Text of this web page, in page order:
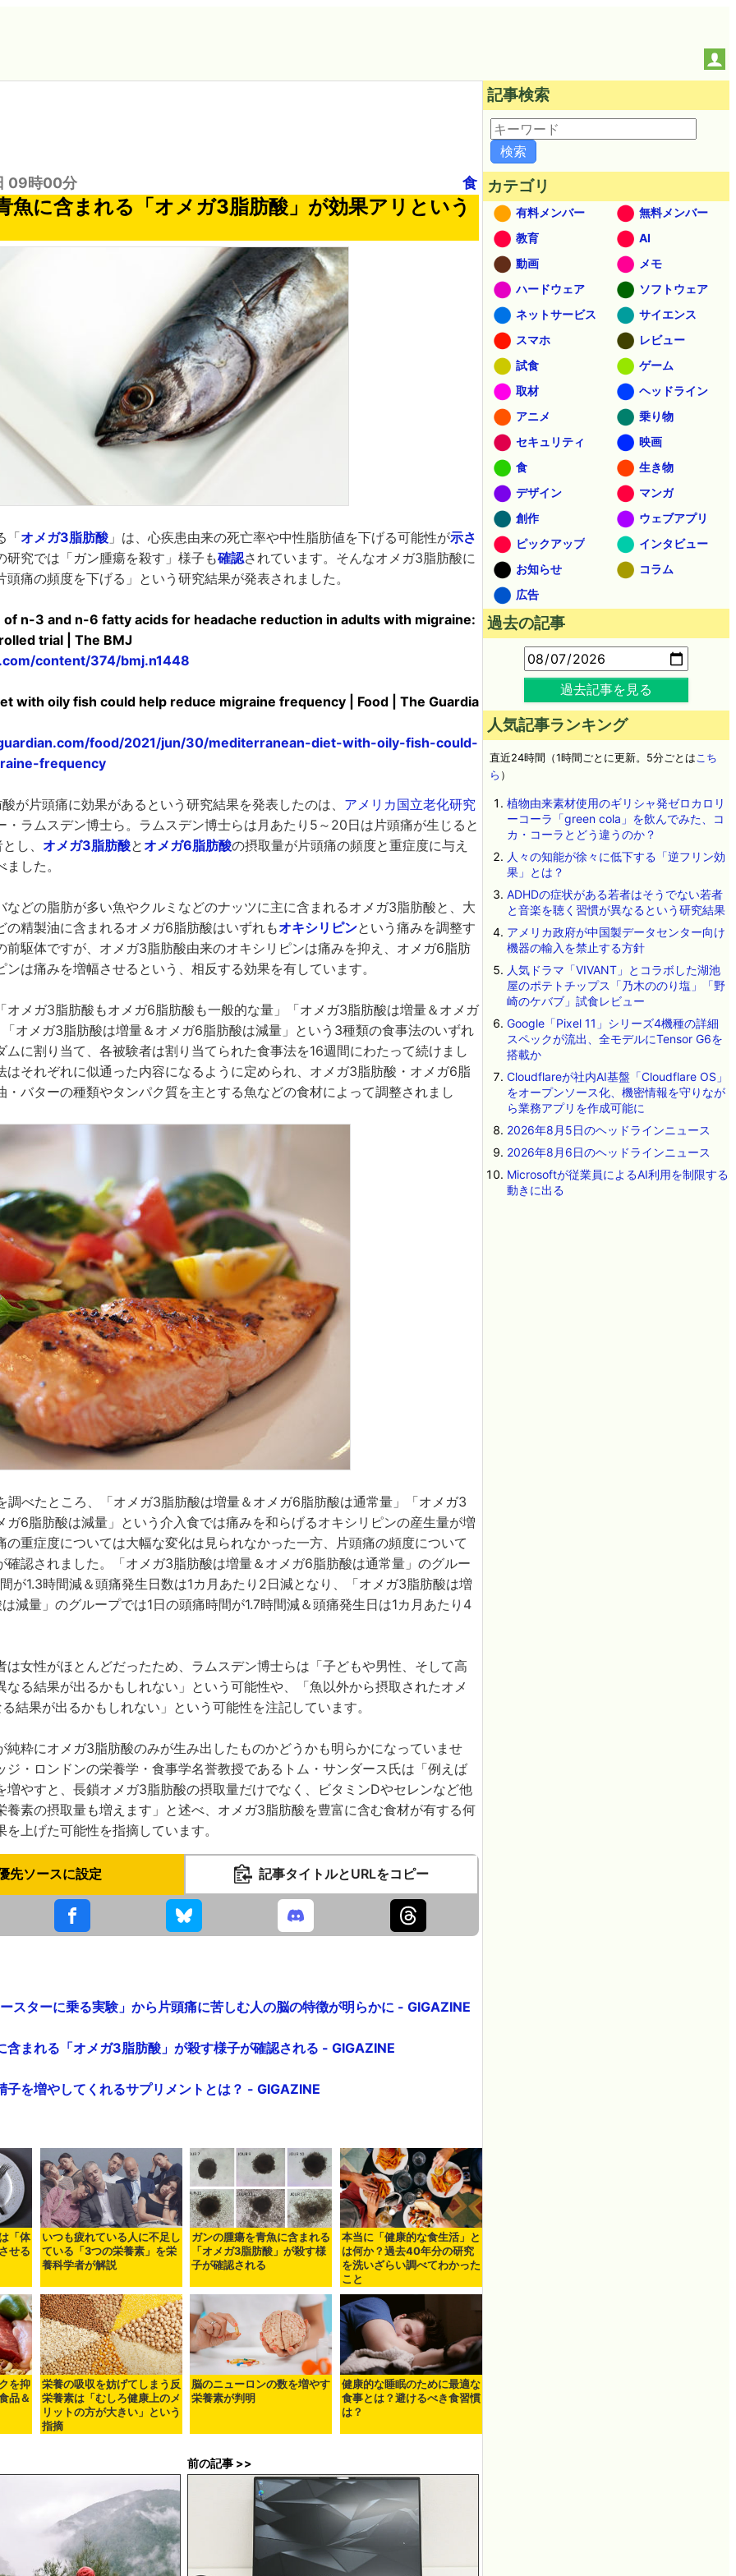
09時00分 食
魚に含まれる「オメガ3脂肪酸」が効果アリという
「オメガ3脂肪酸 」は、心疾患由来の死亡率や中性脂肪値を下げる可能性が示さ
研究では「ガン腫瘍を殺す」様子も確認されています。そんなオメガ3脂肪酸に
痛の頻度を下げる」という研究結果が発表されました。
n-3 and n-6 fatty acids for headache reduction in adults with migraine:
trial | The BMJ
content/374/bmj.n1448
with oily fish could help reduce migraine frequency | Food | The Guardia
food/2021/jun/30/mediterranean-diet-with-oily-fish-could-
frequency
が片頭痛に効果があるという研究結果を発表したのは、 アメリカ国立老化研究
・ラムスデン博士ら。ラムスデン博士らは月あたり5～20日は片頭痛が生じると
し、 オメガ3脂肪酸と オメガ6脂肪酸の摂取量が片頭痛の頻度と重症度に与え
した。
などの脂肪が多い魚やクルミなどのナッツに主に含まれるオメガ3脂肪酸と、大
の精製油に含まれるオメガ6脂肪酸はいずれもオキシリピンという痛みを調整す
前駆体ですが、オメガ3脂肪酸由来のオキシリピンは痛みを抑え、オメガ6脂肪
ンは痛みを増幅させるという、相反する効果を有しています。
オメガ3脂肪酸もオメガ6脂肪酸も一般的な量」「オメガ3脂肪酸は増量＆オメガ
オメガ3脂肪酸は増量＆オメガ6脂肪酸は減量」という3種類の食事法のいずれ
ムに割り当て、各被験者は割り当てられた食事法を16週間にわたって続けまし
はそれぞれに似通った内容になるように定められ、オメガ3脂肪酸・オメガ6脂
・バターの種類やタンパク質を主とする魚などの食材によって調整されまし
調べたところ、「オメガ3脂肪酸は増量＆オメガ6脂肪酸は通常量」「オメガ3
ガ6脂肪酸は減量」という介入食では痛みを和らげるオキシリピンの産生量が増
の重症度については大幅な変化は見られなかった一方、片頭痛の頻度について
確認されました。「オメガ3脂肪酸は増量＆オメガ6脂肪酸は通常量」のグルー
が1.3時間減＆頭痛発生日数は1カ月あたり2日減となり、「オメガ3脂肪酸は増
減量」のグループでは1日の頭痛時間が1.7時間減＆頭痛発生日は1カ月あたり4
は女性がほとんどだったため、ラムスデン博士らは「子どもや男性、そして高
なる結果が出るかもしれない」という可能性や、「魚以外から摂取されたオメ
結果が出るかもしれない」という可能性を注記しています。
純粋にオメガ3脂肪酸のみが生み出したものかどうかも明らかになっていませ
ジ・ロンドンの栄養学・食事学名誉教授であるトム・サンダース氏は「例えば
増やすと、長鎖オメガ3脂肪酸の摂取量だけでなく、ビタミンDやセレンなど他
養素の摂取量も増えます」と述べ、オメガ3脂肪酸を豊富に含む食材が有する何
上げた可能性を指摘しています。
先ソースに設定 記事タイトルとURLをコピー
スターに乗る実験」から片頭痛に苦しむ人の脳の特徴が明らかに - GIGAZINE
含まれる「オメガ3脂肪酸」が殺す様子が確認される - GIGAZINE
子を増やしてくれるサプリメントとは？ - GIGAZINE
「体
せる
いつも疲れている人に不足し
ている「3つの栄養素」を栄
養科学者が解説
ガンの腫瘍を青魚に含まれる
「オメガ3脂肪酸」が殺す様
子が確認される
本当に「健康的な食生活」と
は何か？過去40年分の研究
を洗いざらい調べてわかった
こと
を抑
品＆
栄養の吸収を妨げてしまう反
栄養素は「むしろ健康上のメ
リットの方が大きい」という
指摘
脳のニューロンの数を増やす
栄養素が判明
健康的な睡眠のために最適な
食事とは？避けるべき食習慣
は？
前の記事 >>
記事検索
カテゴリ
有料メンバー
無料メンバー
教育
AI
動画
メモ
ハードウェア
ソフトウェア
ネットサービス
サイエンス
スマホ
レビュー
試食
ゲーム
取材
ヘッドライン
アニメ
乗り物
セキュリティ
映画
食
生き物
デザイン
マンガ
創作
ウェブアプリ
ピックアップ
インタビュー
お知らせ
コラム
広告
過去の記事
過去記事を見る
人気記事ランキング
直近24時間（1時間ごとに更新。5分ごとはこち
ら ）
植物由来素材使用のギリシャ発ゼロカロリ
ーコーラ「green cola」を飲んでみた、コ
カ・コーラとどう違うのか？
人々の知能が徐々に低下する「逆フリン効
果」とは？
ADHDの症状がある若者はそうでない若者
と音楽を聴く習慣が異なるという研究結果
アメリカ政府が中国製データセンター向け
機器の輸入を禁止する方針
人気ドラマ「VIVANT」とコラボした湖池
屋のポテトチップス「乃木ののり塩」「野
崎のケバブ」試食レビュー
Google「Pixel 11」シリーズ4機種の詳細
スペックが流出、全モデルにTensor G6を
搭載か
Cloudflareが社内AI基盤「Cloudflare OS」
をオープンソース化、機密情報を守りなが
ら業務アプリを作成可能に
2026年8月5日のヘッドラインニュース
2026年8月6日のヘッドラインニュース
Microsoftが従業員によるAI利用を制限する
動きに出る